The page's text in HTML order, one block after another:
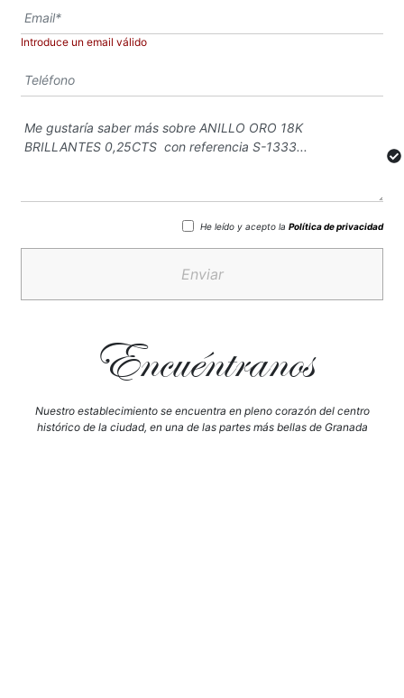
Introduce un email válido
He leído y acepto la Política de privacidad
Enviar
Encuéntranos
Nuestro establecimiento se encuentra en pleno corazón del centro
histórico de la ciudad, en una de las partes más bellas de Granada